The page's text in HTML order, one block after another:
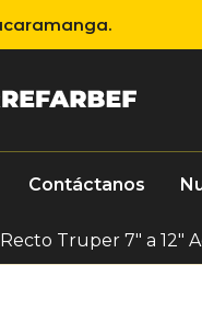
Contáctanos
Truper 7″ a 12″